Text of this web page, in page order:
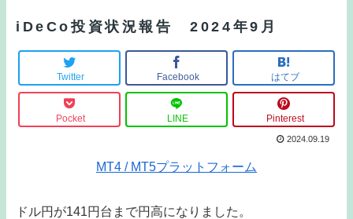
iDeCo投資状況報告 2024年9月
Twitter Facebook はてブ
Pocket LINE Pinterest
2024.09.19
MT4 / MT5プラットフォーム
ドル円が141円台まで円高になりました。